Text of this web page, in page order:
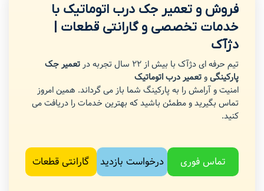
فروش و تعمیر جک درب اتوماتیک با
خدمات تخصصی و گارانتی قطعات |
دژآک
تیم حرفه ای دژآک با بیش از 22 سال تجربه در
تعمیر جک
پارکینگیو تعمیر درب اتوماتیک
امنیت و آرامش را به پارکینگ شما باز می گرداند. همین امروز
تماس بگیرید و مطمئن باشید که بهترین خدمات را دریافت می
کنید.
تماس فوری درخواست بازدید گارانتی قطعات